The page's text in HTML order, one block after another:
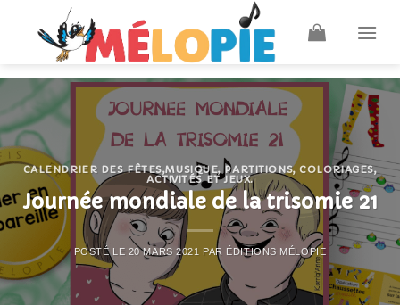
CALENDRIER DES FÊTES,MUSIQUE, PARTITIONS, COLORIAGES,
ACTIVITÉS ET JEUX.
Journée mondiale de la trisomie 21
POSTÉ LE 20 MARS 2021 PAR ÉDITIONS MÉLOPIE